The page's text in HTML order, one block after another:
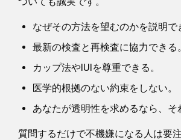
なぜその方法を望むのかを説明で
最新の検査と再検査に協力できる。
カップ法やIUIを尊重できる。
医学的根拠のない約束をしない。
あなたが透明性を求めるなら、そ
質問するだけで不機嫌になる人は要